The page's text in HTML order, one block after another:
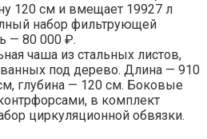
120 см и вмещает 19927 л
набор фильтрующей
— 80 000 ₽.
чаша из стальных листов,
под дерево. Длина — 910
глубина — 120 см. Боковые
в комплект
циркуляционной обвязки.